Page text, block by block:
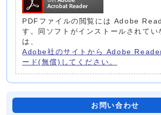
PDFファイルの閲覧には Adobe
す。同ソフトがインストールされてい
は、
Adobe社のサイトから Adobe
ード(無償)してください。
お問い合わせ